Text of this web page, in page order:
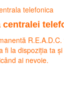
centralei
fi la dispoziția ta
ai nevoie.